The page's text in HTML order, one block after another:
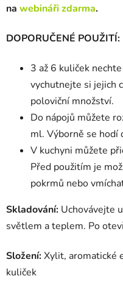
na webináři zdarma.
DOPORUČENÉ POUŽITÍ:
3 až 6 kuliček
vychutnejte si jejich
poloviční množství.
Do nápojů můžete
ml. Výborně se hodí
V kuchyni můžete
Před použitím je
pokrmů nebo
Skladování: Uchovávejte
světlem a teplem. Po
Složení:Xylit, aromatické
kuliček